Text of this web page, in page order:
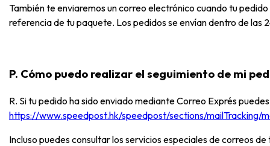
También te enviaremos un correo electrónico cuando tu
referencia de tu paquete. Los pedidos se envían dentro de las
P. Cómo puedo realizar el seguimiento de mi
R. Si tu pedido ha sido enviado mediante Correo Exprés
https://www.speedpost.hk/speedpost/sections/mailTracking/
Incluso puedes consultar los servicios especiales de correos